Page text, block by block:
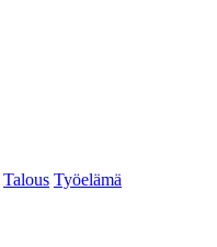
Talous Työelämä